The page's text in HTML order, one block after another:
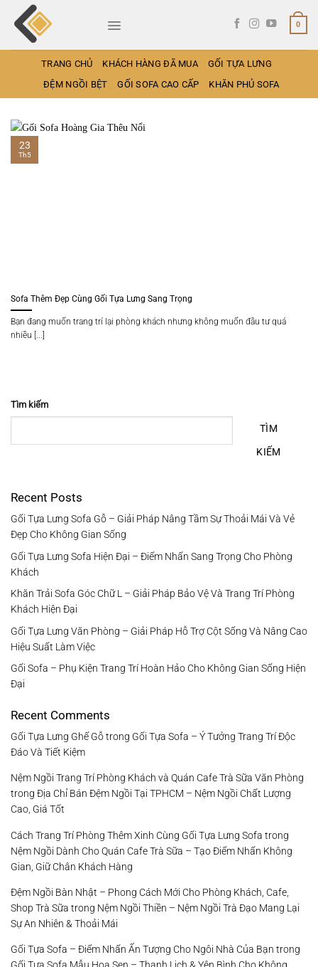
qua
0
TRANG CHỦ KHÁCH HÀNG ĐÃ MUA
GỐI TỰA LƯNG
ĐỆM NGỒI BỆT
GỐI SOFA CAO CẤP KHĂN PHỦ SOFA
Sofa Thêm Đẹp Cùng Gối Tựa Lưng Sang Trọng
Bạn đang muốn trang trí lại phòng khách nhưng không muốn đầu tư quá
nhiều [...]
23
Th5
Tìm kiếm
TÌM
KIẾM
Recent Posts
Gối Tựa Lưng Sofa Gỗ – Giải Pháp Nâng Tầm Sự Thoải Mái Và Vẻ
Đẹp Cho Không Gian Sống
Gối Tựa Lưng Sofa Hiện Đại – Điểm Nhấn Sang Trọng Cho Phòng
Khách
Khăn Trải Sofa Góc Chữ L – Giải Pháp Bảo Vệ Và Trang Trí Phòng
Khách Hiện Đại
Gối Tựa Lưng Văn Phòng – Giải Pháp Hỗ Trợ Cột Sống Và Nâng Cao
Hiệu Suất Làm Việc
Gối Sofa – Phụ Kiện Trang Trí Hoàn Hảo Cho Không Gian Sống Hiện
Đại
Recent Comments
Gối Tựa Lưng Ghế Gỗtrong Gối Tựa Sofa – Ý Tưởng Trang Trí Độc
Đáo Và Tiết Kiệm
Nệm Ngồi Trang Trí Phòng Khách và Quán Cafe Trà Sữa Văn Phòng
trong Địa Chỉ Bán Đệm Ngồi Tại TPHCM – Nệm Ngồi Chất Lượng
Cao, Giá Tốt
Cách Trang Trí Phòng Thêm Xinh Cùng Gối Tựa Lưng Sofa trong
Nệm Ngồi Dành Cho Quán Cafe Trà Sữa – Tạo Điểm Nhấn Không
Gian, Giữ Chân Khách Hàng
Đệm Ngồi Bàn Nhật – Phong Cách Mới Cho Phòng Khách, Cafe,
Shop Trà Sữa trong Nệm Ngồi Thiền – Nệm Ngồi Trà Đạo Mang Lại
Sự An Nhiên & Thoải Mái
Gối Tựa Sofa – Điểm Nhấn Ấn Tượng Cho Ngôi Nhà Của Bạn trong